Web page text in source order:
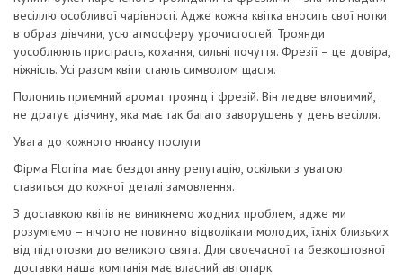
весіллю особливої чарівності. Адже кожна квітка вносить свої нотки
в образ дівчини, усю атмосферу урочистостей. Троянди
уособлюють пристрасть, кохання, сильні почуття. Фрезії – це довіра,
ніжність. Усі разом квіти стають символом щастя.
Полонить приємний аромат троянд і фрезій. Він ледве вловимий,
не дратує дівчину, яка має так багато заворушень у день весілля.
Увага до кожного нюансу послуги
Фірма Florina має бездоганну репутацію, оскільки з увагою
ставиться до кожної деталі замовлення.
З доставкою квітів не виникнемо жодних проблем, адже ми
розуміємо – нічого не повинно відволікати молодих, їхніх близьких
від підготовки до великого свята. Для своєчасної та безкоштовної
доставки наша компанія має власний автопарк.